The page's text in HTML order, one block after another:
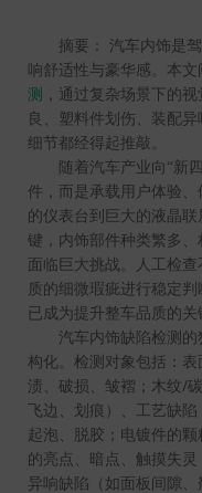
摘要：
汽车内饰是
响舒适性与豪华感。本文
测 ，通过复杂场景下的
良、塑料件划伤、装配
细节都经得起推敲。
随着汽车产业向“新
件，而是承载用户体验
的仪表台到巨大的液晶
键，内饰部件种类繁多
面临巨大挑战。人工检
质的细微瑕疵进行稳定
已成为提升整车品质的关
汽车内饰缺陷检测
构化。检测对象包括：
渍、破损、皱褶；木纹/
飞边、划痕）、工艺缺
起泡、脱胶；电镀件的
的亮点、暗点、触摸失
异响缺陷（如面板间隙